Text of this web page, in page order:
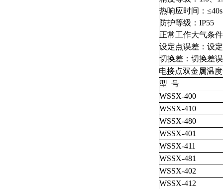
热响应时间：≤40s
防护等级：IP55
正常工作大气条
设定点误差：设
切换差：切换差
电接点双金属温
型 号
WSSX-400
WSSX-410
WSSX-480
WSSX-401
WSSX-411
WSSX-481
WSSX-402
WSSX-412